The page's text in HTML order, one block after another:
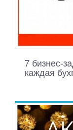
7 бизнес-
каждая